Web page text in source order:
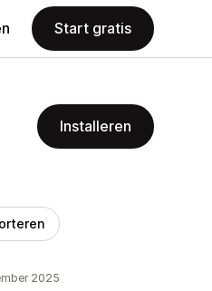
Start gratis
Installeren
2025